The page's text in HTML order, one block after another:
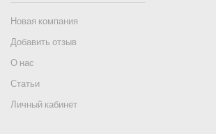
Новая компания
Добавить отзыв
О нас
Статьи
Личный кабинет